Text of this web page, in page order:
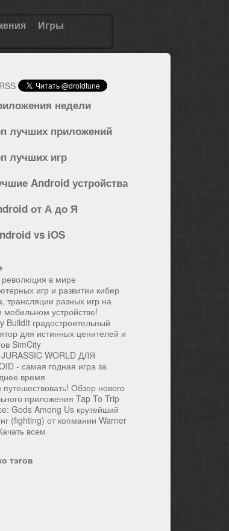
Игры
недели
лучших приложений
лучших игр
Android устройства
от А до Я
vs iOS
революция в мире
игр и развитии кибер
трансляции разных игр на
устройстве!
BuildIt градостроительный
для истинных ценителей и
SimCity
WORLD ДЛЯ
- самая годная игра за
время
Обзор нового
приложения Tap To Trip
Gods Among Us крутейший
(fighting) от копмании Warner
всем
тэгов